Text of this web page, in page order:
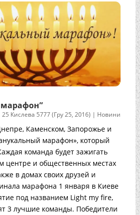
25 Кислева 5777 (Гру 25, 2016) | Новини
Каменском, Запорожье и
марафон», который
команда будет зажигать
центре и общественных местах
в домах своих друзей и
марафона 1 января в Киеве
под названием Light my fire,
3 лучшие команды. Победители